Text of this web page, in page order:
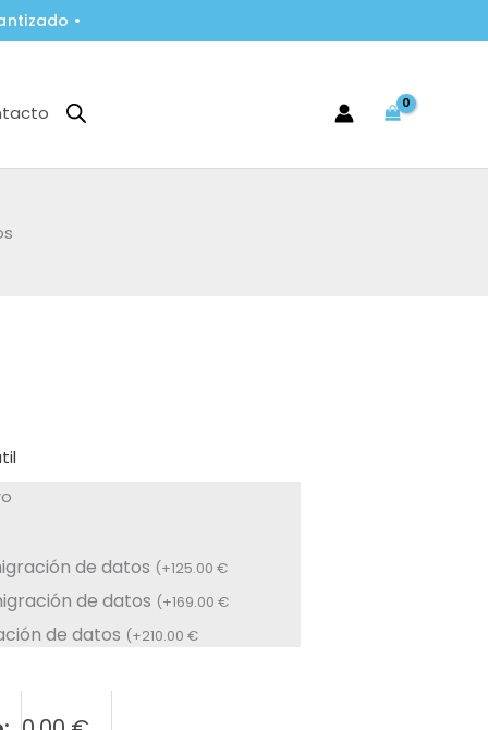
•
de datos (+125.00 €
de datos (+169.00 €
de datos (+210.00 €